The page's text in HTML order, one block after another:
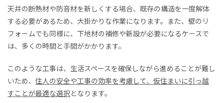
天井の断熱材や防音材を新しくする場合、既存の構造を一度解体
する必要があるため、大掛かりな作業になります。また、壁のリ
フォームでも同様に、下地材の補修や新設が必要になるケースで
は、多くの時間と手間がかかります。
このような工事は、生活スペースを確保しながら進めることが難し
いため、 住人の安全や工事の効率を考慮して、仮住まいに引っ越
すことが最適な選択となります。